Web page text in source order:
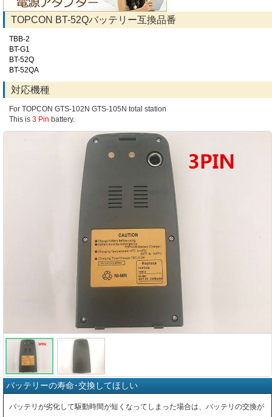
TOPCON BT-52Qバッテリー互換品番
TBB-2
BT-G1
BT-52Q
BT-52QA
対応機種
For TOPCON GTS-102N GTS-105N total station
This is 3 Pin battery.
バッテリーの寿命･交換してほしい
バッテリが劣化して駆動時間が短くなってしまった場合は、バッテリの交換が